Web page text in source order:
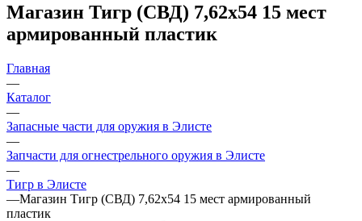
Магазин Тигр (СВД) 7,62х54 15 мест
армированный пластик
Главная
—
Каталог
—
Запасные части для оружия в Элисте
—
Запчасти для огнестрельного оружия в Элисте
—
Тигр в Элисте
—Магазин Тигр (СВД) 7,62х54 15 мест армированный
пластик